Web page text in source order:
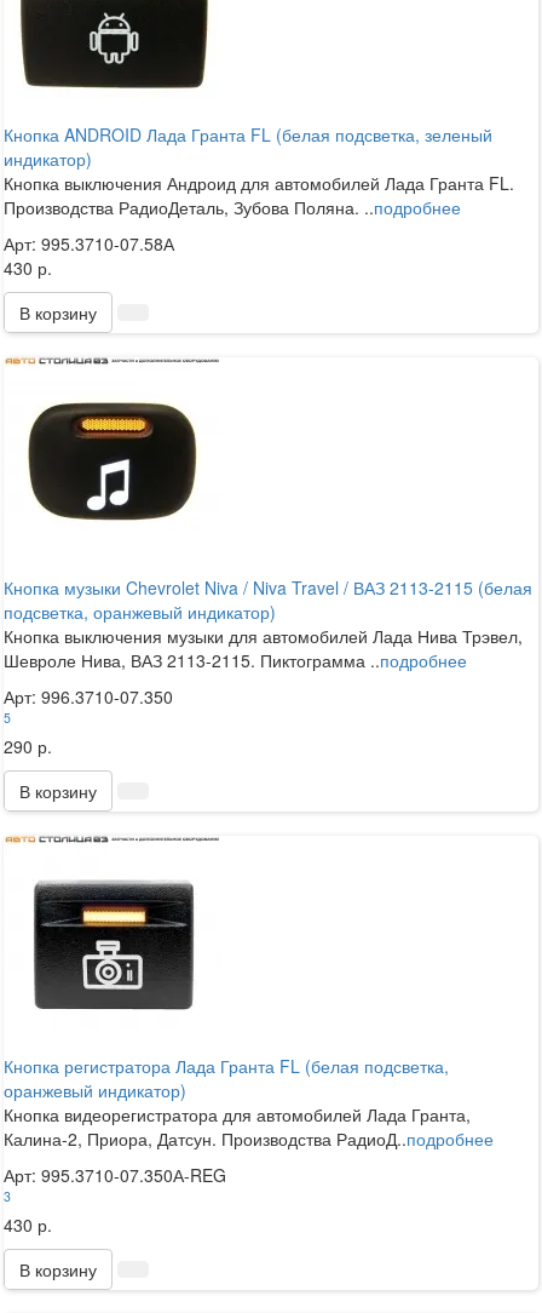
Кнопка ANDROID Лада Гранта FL (белая подсветка, зеленый
индикатор)
Кнопка выключения Андроид для автомобилей Лада Гранта FL.
Производства РадиоДеталь, Зубова Поляна. ..подробнее
Арт: 995.3710-07.58А
430 р.
В корзину
Кнопка музыки Chevrolet Niva / Niva Travel / ВАЗ 2113-2115 (белая
подсветка, оранжевый индикатор)
Кнопка выключения музыки для автомобилей Лада Нива Трэвел,
Шевроле Нива, ВАЗ 2113-2115. Пиктограмма ..подробнее
Арт: 996.3710-07.350
5
290 р.
В корзину
Кнопка регистратора Лада Гранта FL (белая подсветка,
оранжевый индикатор)
Кнопка видеорегистратора для автомобилей Лада Гранта,
Калина-2, Приора, Датсун. Производства РадиоД..подробнее
Арт: 995.3710-07.350А-REG
3
430 р.
В корзину